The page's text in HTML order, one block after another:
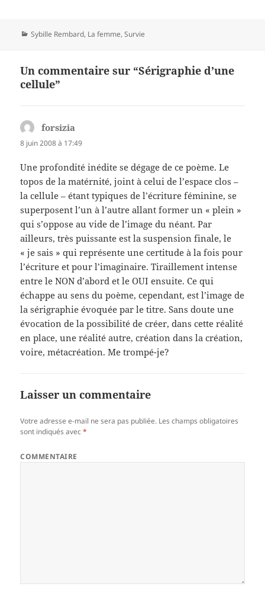
Catégories
Sybille Rembard, La femme,Survie
Un commentaire sur “Sérigraphie d’une
cellule”
forsizia
8 juin 2008 à 17:49
Une profondité inédite se dégage de ce poème. Le
topos de la matérnité, joint à celui de l’espace clos –
la cellule – étant typiques de l’écriture féminine, se
superposent l’un à l’autre allant former un « plein »
qui s’oppose au vide de l’image du néant. Par
ailleurs, très puissante est la suspension finale, le
« je sais » qui représente une certitude à la fois pour
l’écriture et pour l’imaginaire. Tiraillement intense
entre le NON d’abord et le OUI ensuite. Ce qui
échappe au sens du poème, cependant, est l’image de
la sérigraphie évoquée par le titre. Sans doute une
évocation de la possibilité de créer, dans cette réalité
en place, une réalité autre, création dans la création,
voire, métacréation. Me trompé-je?
Laisser un commentaire
Votre adresse e-mail ne sera pas publiée. Les champs obligatoires
sont indiqués avec*
COMMENTAIRE